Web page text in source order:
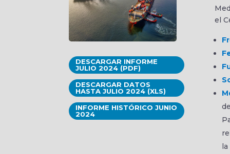
DESCARGAR INFORME
JULIO 2024 (PDF)
DESCARGAR DATOS
HASTA JULIO 2024 (XLS)
INFORME HISTÓRICO JUNIO
2024
el